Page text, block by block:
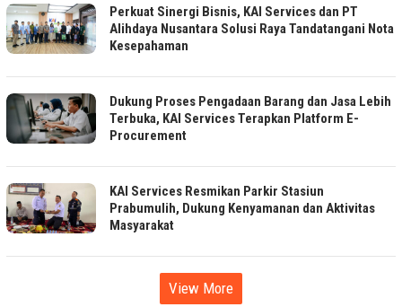
Perkuat Sinergi Bisnis, KAI Services dan PT
Alihdaya Nusantara Solusi Raya Tandatangani Nota
Kesepahaman
Dukung Proses Pengadaan Barang dan Jasa Lebih
Terbuka, KAI Services Terapkan Platform E-
Procurement
KAI Services Resmikan Parkir Stasiun
Prabumulih, Dukung Kenyamanan dan Aktivitas
Masyarakat
View More